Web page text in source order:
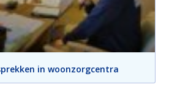
in woonzorgcentra